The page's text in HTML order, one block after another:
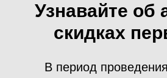
Узнавайте об
скидках
В период